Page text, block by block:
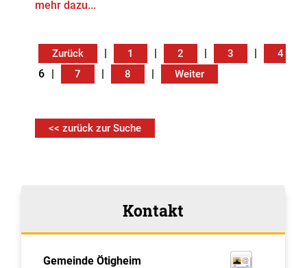
mehr dazu...
Zurück | 1 | 2 | 3 | 4
6 | 7 | 8 | Weiter
<< zurück zur Suche
Kontakt
Gemeinde Ötigheim